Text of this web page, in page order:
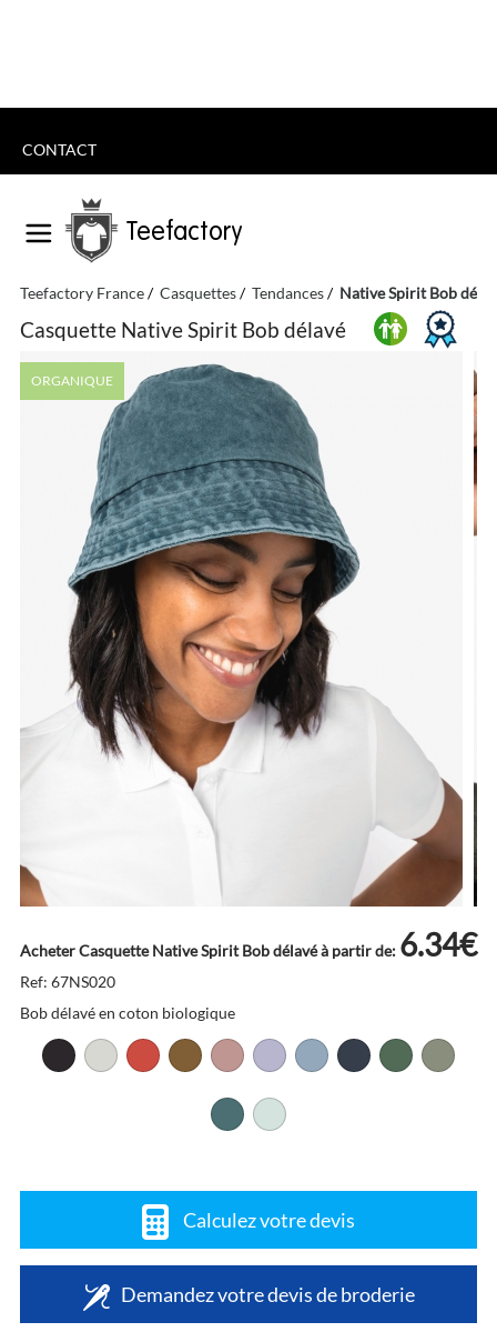
CONTACT
Teefactory
Teefactory France Casquettes Tendances Native Spirit Bob
Casquette Native Spirit Bob délavé
ORGANIQUE
Acheter Casquette Native Spirit Bob délavé à partir de: 6.34€
Ref: 67NS020
Bob délavé en coton biologique
Calculez votre devis
Demandez votre devis de broderie